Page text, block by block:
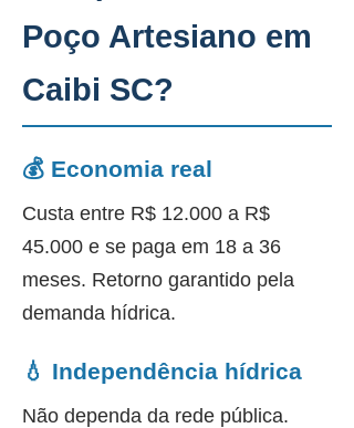
Poço Artesiano em
Caibi SC?
💰 Economia real
Custa entre R$ 12.000 a R$
45.000 e se paga em 18 a 36
meses. Retorno garantido pela
demanda hídrica.
💧 Independência hídrica
Não dependa da rede pública.